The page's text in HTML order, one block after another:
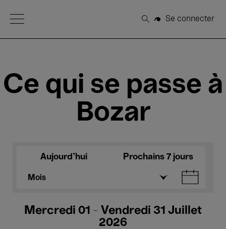
Open Menu
Rechercher
Se connecter
Ce qui se passe à
Bozar
Aujourd'hui Prochains 7 jours
Mois
Mercredi 01 - Vendredi 31 Juillet
2026